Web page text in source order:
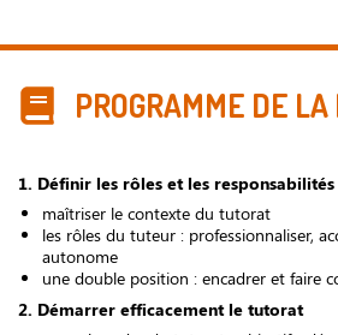
PROGRAMME DE
1. Définir les rôles et les
maîtriser le contexte du tutorat
les rôles du tuteur : professionnaliser,
autonome
une double position : encadrer et faire
2. Démarrer efficacement le tutorat